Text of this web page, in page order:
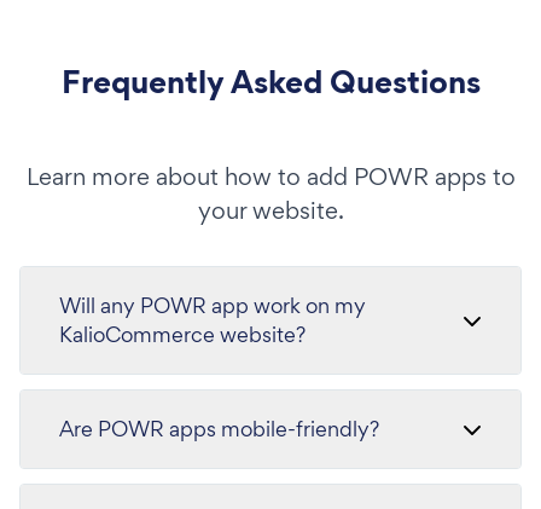
Frequently Asked Questions
Learn more about how to add POWR apps to
your website.
Will any POWR app work on my
KalioCommerce website?
Are POWR apps mobile-friendly?